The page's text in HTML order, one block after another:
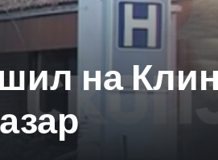
на